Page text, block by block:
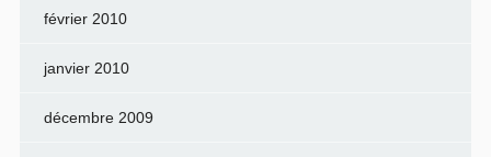
février 2010
janvier 2010
décembre 2009